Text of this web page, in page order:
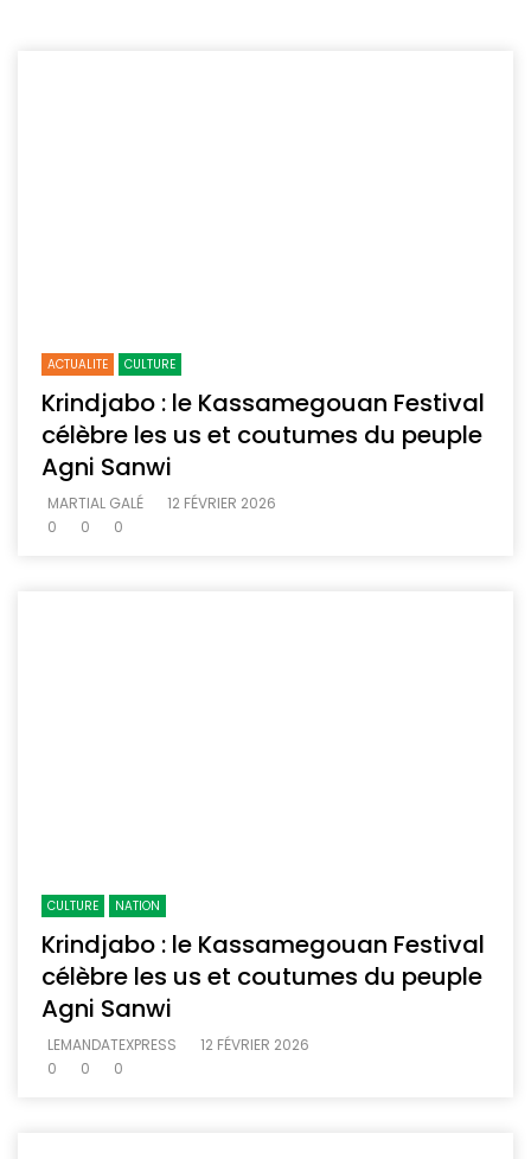
ACTUALITE CULTURE
Krindjabo : le Kassamegouan Festival
célèbre les us et coutumes du peuple
Agni Sanwi
MARTIAL GALÉ
12 FÉVRIER 2026
0
0 0
CULTURE NATION
Krindjabo : le Kassamegouan Festival
célèbre les us et coutumes du peuple
Agni Sanwi
LEMANDATEXPRESS
12 FÉVRIER 2026
0
0 0